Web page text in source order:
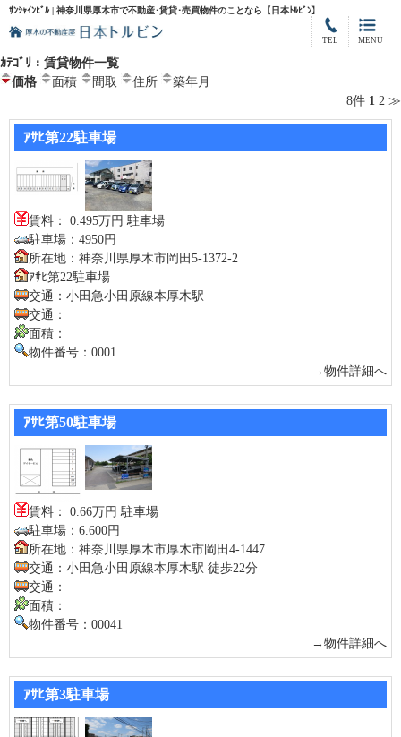
ｻﾝｼｬｲﾝﾋﾞﾙ | 神奈川県厚木市で不動産･賃貸･売買物件のことなら【日本ﾄﾙﾋﾞﾝ】
MENU
TEL
ｶﾃｺﾞﾘ：賃貸物件一覧
価格
面積 間取 住所
築年月
8件 1 2 ≫
ｱｻﾋ第22駐車場
賃料： 0.495万円 駐車場
駐車場：4950円
所在地：神奈川県厚木市岡田5-1372-2
ｱｻﾋ第22駐車場
交通：小田急小田原線本厚木駅
交通：
面積：
物件番号：0001
→物件詳細へ
ｱｻﾋ第50駐車場
賃料： 0.66万円 駐車場
駐車場：6.600円
所在地：神奈川県厚木市厚木市岡田4-1447
交通：小田急小田原線本厚木駅 徒歩22分
交通：
面積：
物件番号：00041
→物件詳細へ
ｱｻﾋ第3駐車場